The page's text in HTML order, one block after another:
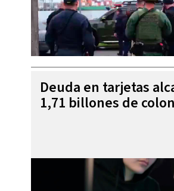
Deuda en tarjetas
1,71 billones de